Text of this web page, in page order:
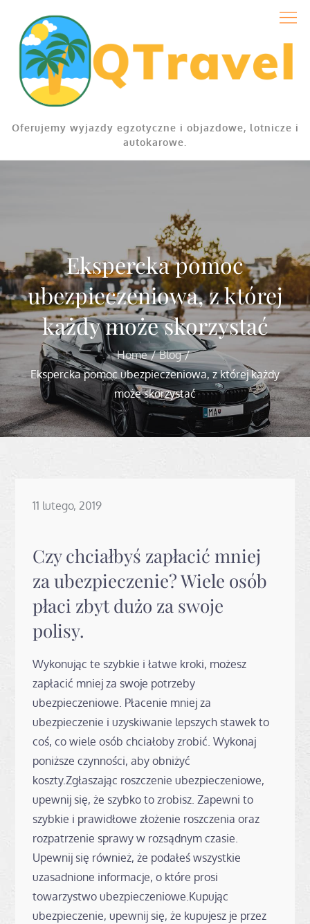
content
Oferujemy wyjazdy egzotyczne i objazdowe, lotnicze i
autokarowe.
Ekspercka pomoc
ubezpieczeniowa, z której
każdy może skorzystać
Home
Blog
Ekspercka pomoc ubezpieczeniowa, z której każdy
może skorzystać
Posted
11 lutego, 2019
Czy chciałbyś zapłacić mniej
za ubezpieczenie? Wiele osób
płaci zbyt dużo za swoje
polisy.
Wykonując te szybkie i łatwe kroki, możesz
zapłacić mniej za swoje potrzeby
ubezpieczeniowe. Płacenie mniej za
ubezpieczenie i uzyskiwanie lepszych stawek to
coś, co wiele osób chciałoby zrobić. Wykonaj
poniższe czynności, aby obniżyć
koszty.Zgłaszając roszczenie ubezpieczeniowe,
upewnij się, że szybko to zrobisz. Zapewni to
szybkie i prawidłowe złożenie roszczenia oraz
rozpatrzenie sprawy w rozsądnym czasie.
Upewnij się również, że podałeś wszystkie
uzasadnione informacje, o które prosi
towarzystwo ubezpieczeniowe.Kupując
ubezpieczenie, upewnij się, że kupujesz je przez